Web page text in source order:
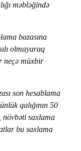
məbləğində
bazasına
olmayaraq
neçə müxbir
son hesablama
qalığının 50
növbəti saxlama
bu saxlama